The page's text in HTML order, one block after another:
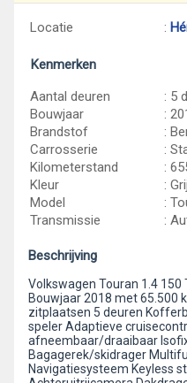
Locatie :
Kenmerken
Aantal deuren
: 5
Bouwjaar
:
Brandstof
:
Carrosserie
:
Kilometerstand
:
Kleur
:
Model
:
Transmissie
:
Beschrijving
Volkswagen Touran 1.4 150
Bouwjaar 2018 met 65.500
zitplaatsen 5 deuren
speler Adaptieve
afneembaar/draaibaar
Bagagerek/skidrager
Navigatiesysteem Keyless